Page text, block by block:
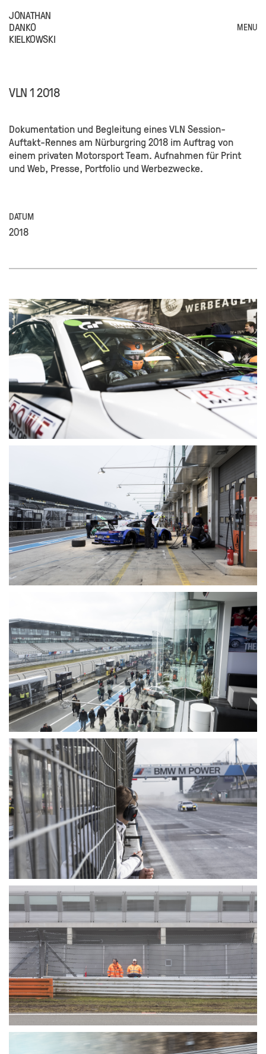
JONATHAN
DANKO
KIELKOWSKI
MENU
VLN 1 2018
Dokumentation und Begleitung eines VLN Session-
Auftakt-Rennes am Nürburgring 2018 im Auftrag von
einem privaten Motorsport Team. Aufnahmen für Print
und Web, Presse, Portfolio und Werbezwecke.
DATUM
2018